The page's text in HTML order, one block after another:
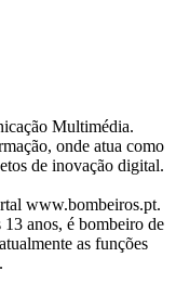
Multimédia.
onde atua como
de inovação digital.
www.bombeiros.pt.
anos, é bombeiro de
as funções